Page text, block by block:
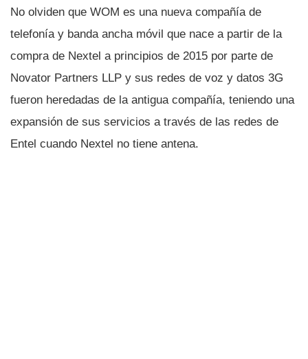
No olviden que WOM es una nueva compañí­a de
telefoní­a y banda ancha móvil que nace a partir de la
compra de Nextel a principios de 2015 por parte de
Novator Partners LLP y sus redes de voz y datos 3G
fueron heredadas de la antigua compañí­a, teniendo una
expansión de sus servicios a través de las redes de
Entel cuando Nextel no tiene antena.